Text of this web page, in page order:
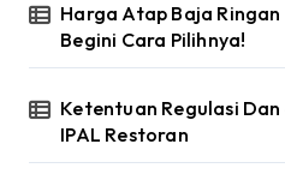
Harga Atap Baja
Begini Cara Pilihnya!
Ketentuan Regulasi
IPAL Restoran